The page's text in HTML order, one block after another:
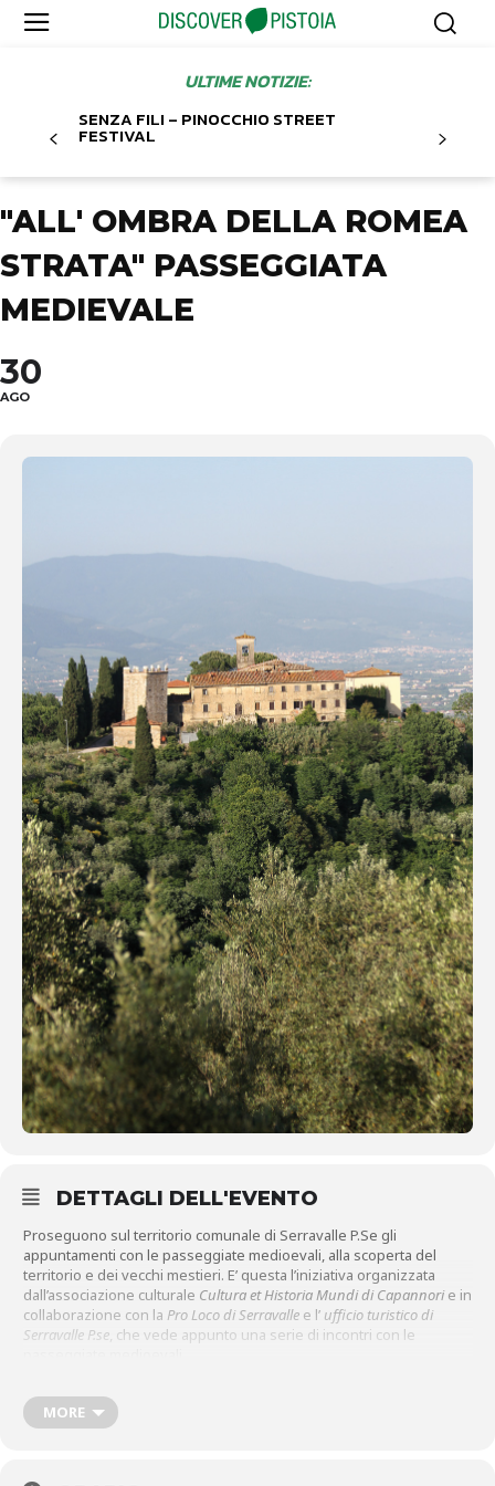
ULTIME NOTIZIE:
SENZA FILI – PINOCCHIO STREET
FESTIVAL
"ALL' OMBRA DELLA ROMEA
STRATA" PASSEGGIATA
MEDIEVALE
30
AGO
DETTAGLI DELL'EVENTO
Proseguono sul territorio comunale di Serravalle P.Se gli
appuntamenti con le passeggiate medioevali, alla scoperta del
territorio e dei vecchi mestieri. E’ questa l’iniziativa organizzata
dall’associazione culturale Cultura et Historia Mundi di Capannorie in
collaborazione con la Pro Loco di Serravalle e l’ ufficio turistico di
Serravalle P.se, che vede appunto una serie di incontri con le
Casalguidiil ritrovo è fissato alle
Marcello di Vinacciano
MORE